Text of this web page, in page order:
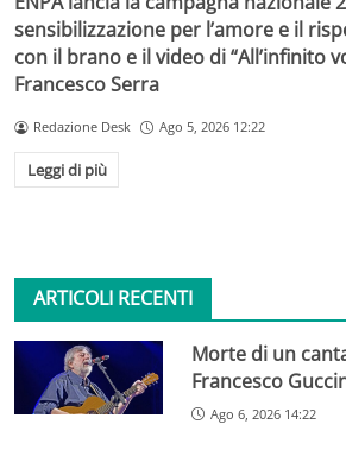
sensibilizzazione per l’amore e il
con il brano e il video di “All’infinito
Francesco Serra
Redazione Desk Ago 5, 2026 12:22
Leggi di più
ARTICOLI RECENTI
Morte di un
Francesco
Ago 6, 2026 14:22